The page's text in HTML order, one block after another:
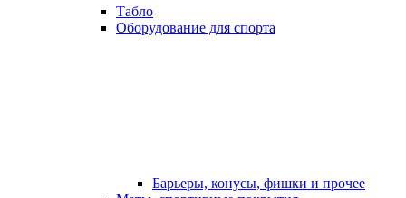
Табло
Оборудование для спорта
Барьеры, конусы, фишки и прочее